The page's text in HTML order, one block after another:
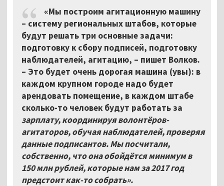
«Мы построим агитационную машину
– систему региональных штабов, которые
будут решать три основные задачи:
подготовку к сбору подписей, подготовку
наблюдателей, агитацию, – пишет Волков.
– Это будет очень дорогая машина (увы): в
каждом крупном городе надо будет
арендовать помещение, в каждом штабе
сколько-то человек будут работать за
зарплату, координируя волонтёров-
агитаторов, обучая наблюдателей, проверяя
данные подписантов. Мы посчитали,
собственно, что она обойдётся минимум в
150 млн рублей, которые нам за 2017 год
предстоит как-то собрать».